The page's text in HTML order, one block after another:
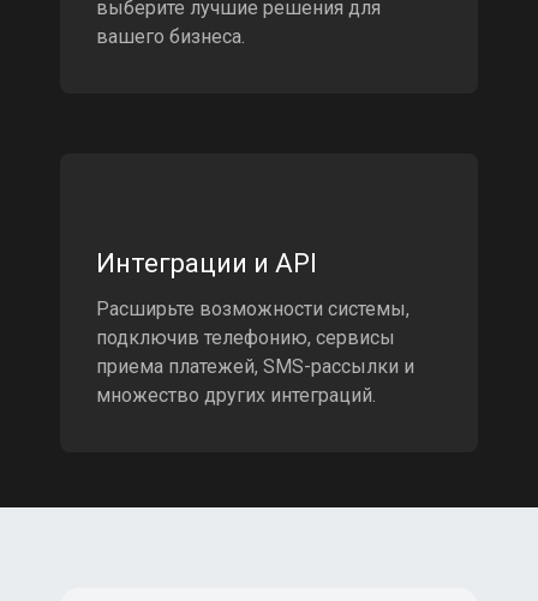
выберите лучшие решения для
вашего бизнеса.
Интеграции и API
Расширьте возможности системы,
подключив телефонию, сервисы
приема платежей, SMS-рассылки и
множество других интеграций.